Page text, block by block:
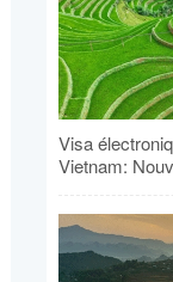
Visa
Vietnam: